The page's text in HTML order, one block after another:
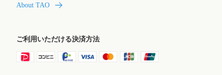
About TAO
ご利用いただける決済方法